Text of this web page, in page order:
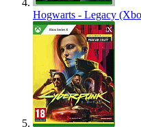
Hogwarts - Legacy